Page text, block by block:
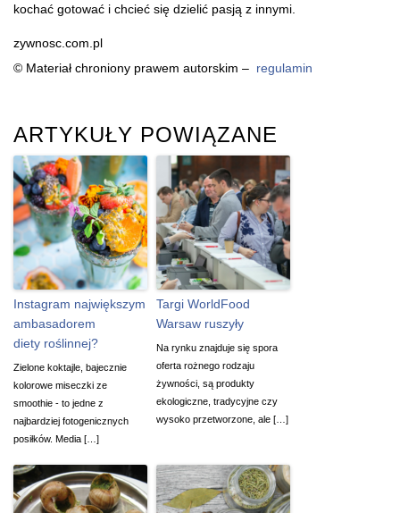
kochać gotować i chcieć się dzielić pasją z innymi.
zywnosc.com.pl
© Materiał chroniony prawem autorskim – regulamin
ARTYKUŁY POWIĄZANE
Instagram największym
ambasadorem
diety roślinnej?
Zielone koktajle, bajecznie
kolorowe miseczki ze
smoothie - to jedne z
najbardziej fotogenicznych
posiłków. Media […]
Targi WorldFood
Warsaw ruszyły
Na rynku znajduje się spora
oferta rożnego rodzaju
żywności, są produkty
ekologiczne, tradycyjne czy
wysoko przetworzone, ale […]